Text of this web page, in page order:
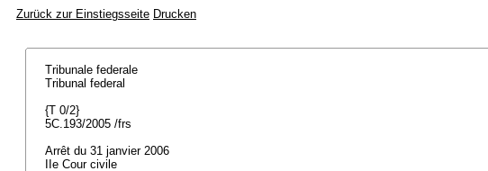
Zurück zur Einstiegsseite Drucken
Tribunale federale
Tribunal federal
{T 0/2}
5C.193/2005 /frs
Arrêt du 31 janvier 2006
IIe Cour civile